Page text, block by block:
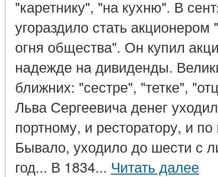
"каретнику", "на кухню". В
угораздило стать акционером
огня общества". Он купил
надежде на дивиденды.
ближних: "сестре", "тетке",
Льва Сергеевича денег
портному, и ресторатору, и
Бывало, уходило до шести с
год... В 1834... Читать далее